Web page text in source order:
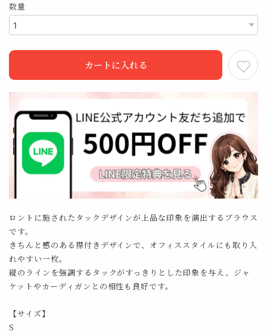
数量
カートに入れる
ロントに施されたタックデザインが上品な印象を演出するブラウス
です。
きちんと感のある襟付きデザインで、オフィススタイルにも取り入
れやすい一枚。
縦のラインを強調するタックがすっきりとした印象を与え、ジャ
ケットやカーディガンとの相性も良好です。
【サイズ】
S